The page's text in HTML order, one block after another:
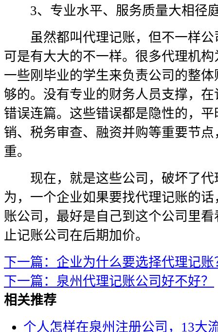
3、专业水平、服务质量大相径
虽然都叫代理记账，但不一样公
可是有大大的不一样。很多代理机
一些刚毕业的学生来负责公司的整
够的。没有专业的财务人员支撑，
错误连篇。这些错误都是隐性的，
销、税务审查、融资并购等重要节
重。
现在，就是这些公司，破坏了代
为，一个企业如果要找代理记账的
账公司，最好是自己到这个公司里
止记账公司在后期加价。
下一篇：企业为什么要选择代理记账
下一篇：泉州代理记账公司好不好？
相关推荐
个人怎样在泉州注册公司，13大